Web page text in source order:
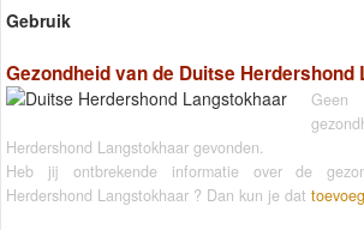
Gebruik
Gezondheid van de Duitse Herdershond
Herdershond Langstokhaar gevonden.
Heb jij ontbrekende informatie over de
Herdershond Langstokhaar ? Dan kun je dat